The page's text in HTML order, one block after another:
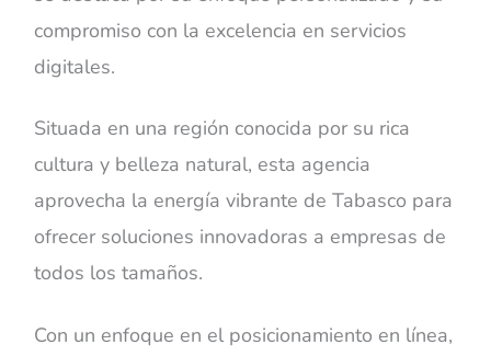
compromiso con la excelencia en servicios
digitales.
Situada en una región conocida por su rica
cultura y belleza natural, esta agencia
aprovecha la energía vibrante de Tabasco para
ofrecer soluciones innovadoras a empresas de
todos los tamaños.
Con un enfoque en el posicionamiento en línea,